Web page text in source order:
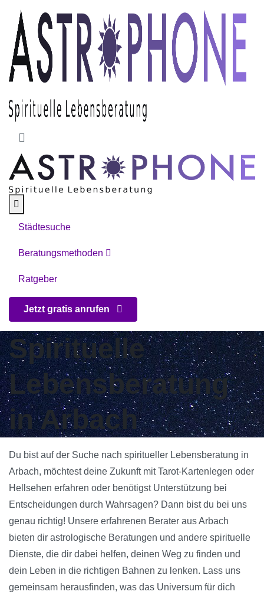
Skip to main content
Städtesuche
Beratungsmethoden
Ratgeber
Jetzt gratis anrufen
Spirituelle
Lebensberatung
in Arbach
Du bist auf der Suche nach spiritueller Lebensberatung in
Arbach, möchtest deine Zukunft mit Tarot-Kartenlegen oder
Hellsehen erfahren oder benötigst Unterstützung bei
Entscheidungen durch Wahrsagen? Dann bist du bei uns
genau richtig! Unsere erfahrenen Berater aus Arbach
bieten dir astrologische Beratungen und andere spirituelle
Dienste, die dir dabei helfen, deinen Weg zu finden und
dein Leben in die richtigen Bahnen zu lenken. Lass uns
gemeinsam herausfinden, was das Universum für dich